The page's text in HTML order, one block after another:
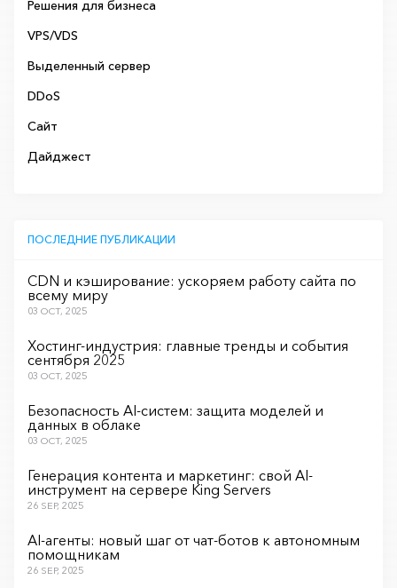
Решения для бизнеса
VPS/VDS
Выделенный сервер
DDoS
Сайт
Дайджест
ПОСЛЕДНИЕ ПУБЛИКАЦИИ
CDN и кэширование: ускоряем работу сайта по
всему миру
03 OCT, 2025
Хостинг-индустрия: главные тренды и события
сентября 2025
03 OCT, 2025
Безопасность AI-систем: защита моделей и
данных в облаке
03 OCT, 2025
Генерация контента и маркетинг: свой AI-
инструмент на сервере King Servers
26 SEP, 2025
AI-агенты: новый шаг от чат-ботов к автономным
помощникам
26 SEP, 2025